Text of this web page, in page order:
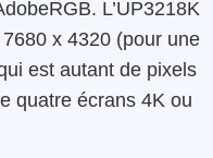
L’UP3218K
x 4320 (pour une
est autant de pixels
quatre écrans 4K ou